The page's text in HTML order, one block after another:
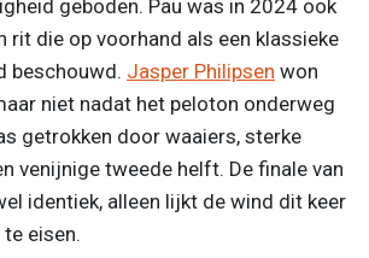
geboden. Pau was in 2024 ook
rit die op voorhand als een klassieke
beschouwd. Jasper Philipsen won
niet nadat het peloton onderweg
getrokken door waaiers, sterke
venijnige tweede helft. De finale van
identiek, alleen lijkt de wind dit keer
eisen.